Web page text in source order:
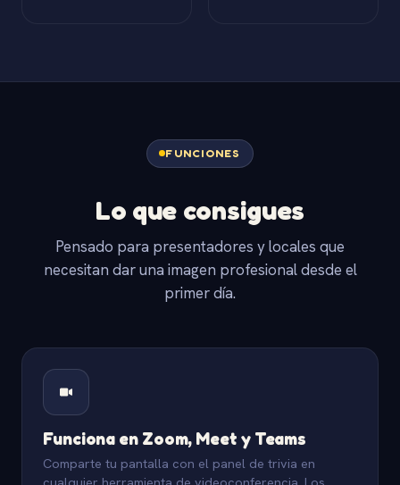
FUNCIONES
Lo que consigues
Pensado para presentadores y locales que
necesitan dar una imagen profesional desde el
primer día.
Funciona en Zoom, Meet y Teams
Comparte tu pantalla con el panel de trivia en